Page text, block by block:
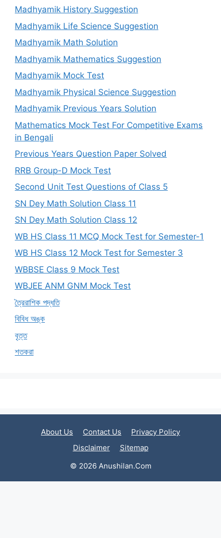
Madhyamik History Suggestion
Madhyamik Life Science Suggestion
Madhyamik Math Solution
Madhyamik Mathematics Suggestion
Madhyamik Mock Test
Madhyamik Physical Science Suggestion
Madhyamik Previous Years Solution
Mathematics Mock Test For Competitive Exams
in Bengali
Previous Years Question Paper Solved
RRB Group-D Mock Test
Second Unit Test Questions of Class 5
SN Dey Math Solution Class 11
SN Dey Math Solution Class 12
WB HS Class 11 MCQ Mock Test for Semester-1
WB HS Class 12 Mock Test for Semester 3
WBBSE Class 9 Mock Test
WBJEE ANM GNM Mock Test
ত্রৈরাশিক পদ্ধতি
বিবিধ অঙ্ক
বৃত্ত
শতকরা
About Us Contact Us
Privacy Policy
Disclaimer
Sitemap
© 2026 Anushilan.Com